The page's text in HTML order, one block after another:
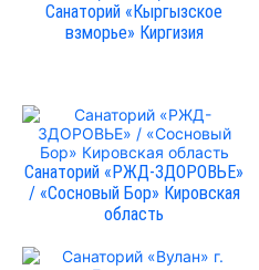
Санаторий «Кыргызское
взморье» Киргизия
Санаторий «РЖД-ЗДОРОВЬЕ»
/ «Сосновый Бор» Кировская
область